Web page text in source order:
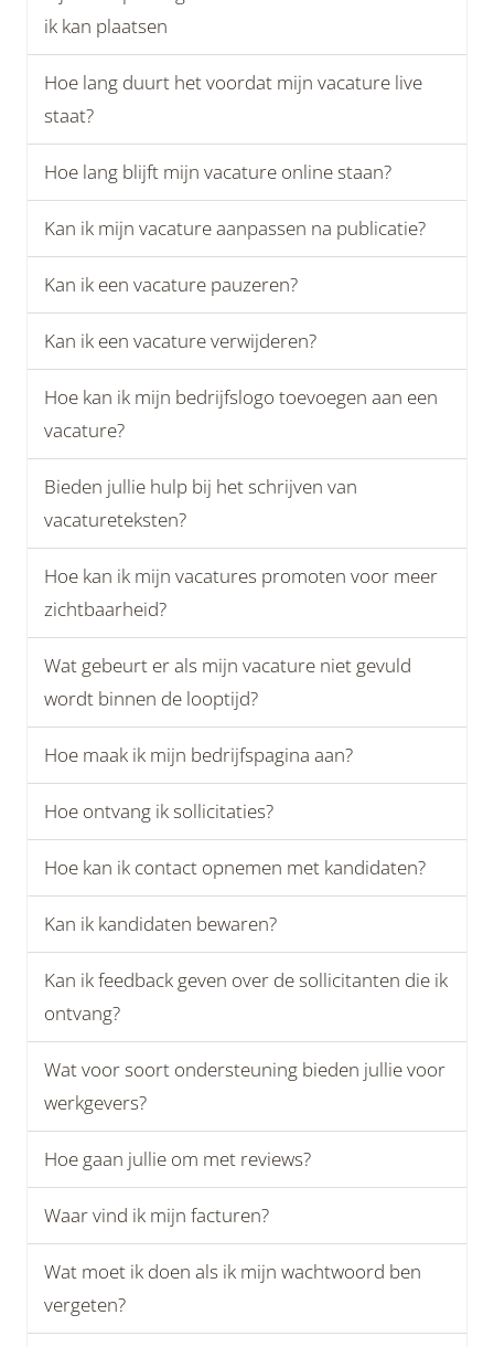
ik kan plaatsen
Hoe lang duurt het voordat mijn vacature live
staat?
Hoe lang blijft mijn vacature online staan?
Kan ik mijn vacature aanpassen na publicatie?
Kan ik een vacature pauzeren?
Kan ik een vacature verwijderen?
Hoe kan ik mijn bedrijfslogo toevoegen aan een
vacature?
Bieden jullie hulp bij het schrijven van
vacatureteksten?
Hoe kan ik mijn vacatures promoten voor meer
zichtbaarheid?
Wat gebeurt er als mijn vacature niet gevuld
wordt binnen de looptijd?
Hoe maak ik mijn bedrijfspagina aan?
Hoe ontvang ik sollicitaties?
Hoe kan ik contact opnemen met kandidaten?
Kan ik kandidaten bewaren?
Kan ik feedback geven over de sollicitanten die ik
ontvang?
Wat voor soort ondersteuning bieden jullie voor
werkgevers?
Hoe gaan jullie om met reviews?
Waar vind ik mijn facturen?
Wat moet ik doen als ik mijn wachtwoord ben
vergeten?